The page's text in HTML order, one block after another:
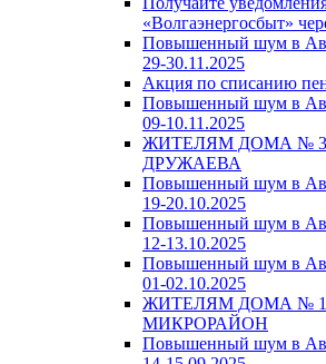
«Волгаэнергосбыт»
Повышенный шум в
29-30.11.2025
Акция по списанию
Повышенный шум в
09-10.11.2025
ЖИТЕЛЯМ ДОМА №
ДРУЖАЕВА
Повышенный шум в
19-20.10.2025
Повышенный шум в
12-13.10.2025
Повышенный шум в
01-02.10.2025
ЖИТЕЛЯМ ДОМА №
МИКРОРАЙОН
Повышенный шум в